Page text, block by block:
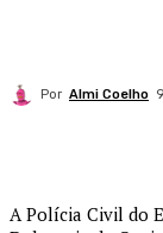
Por Almi Coelho
APolícia Civil do